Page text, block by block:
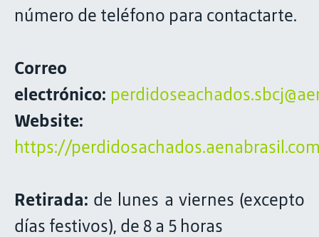
número de teléfono para contactarte.
Correo
electrónico:
Website:
https://
Retirada: de lunes a viernes (excepto
días festivos), de 8 a 5 horas